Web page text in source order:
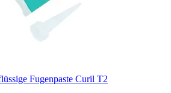
Fugenpaste Curil T2